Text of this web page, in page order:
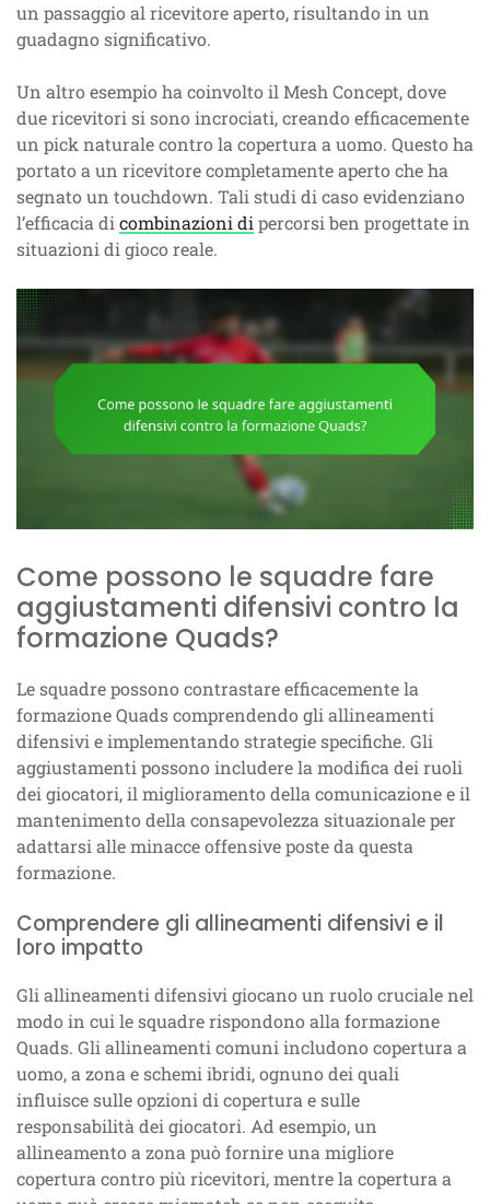
un passaggio al ricevitore aperto, risultando in un
guadagno significativo.
Un altro esempio ha coinvolto il Mesh Concept, dove
due ricevitori si sono incrociati, creando efficacemente
un pick naturale contro la copertura a uomo. Questo ha
portato a un ricevitore completamente aperto che ha
segnato un touchdown. Tali studi di caso evidenziano
l’efficacia dicombinazioni dipercorsi ben progettate in
situazioni di gioco reale.
Come possono le squadre fare
aggiustamenti difensivi contro la
formazione Quads?
Le squadre possono contrastare efficacemente la
formazione Quads comprendendo gli allineamenti
difensivi e implementando strategie specifiche. Gli
aggiustamenti possono includere la modifica dei ruoli
dei giocatori, il miglioramento della comunicazione e il
mantenimento della consapevolezza situazionale per
adattarsi alle minacce offensive poste da questa
formazione.
Comprendere gli allineamenti difensivi e il
loro impatto
Gli allineamenti difensivi giocano un ruolo cruciale nel
modo in cui le squadre rispondono alla formazione
Quads. Gli allineamenti comuni includono copertura a
uomo, a zona e schemi ibridi, ognuno dei quali
influisce sulle opzioni di copertura e sulle
responsabilità dei giocatori. Ad esempio, un
allineamento a zona può fornire una migliore
copertura contro più ricevitori, mentre la copertura a